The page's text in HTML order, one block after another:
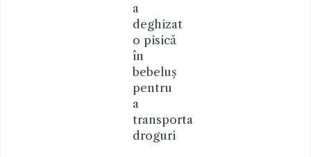
a
deghizat
o pisică
în
bebeluș
pentru
a
transporta
droguri